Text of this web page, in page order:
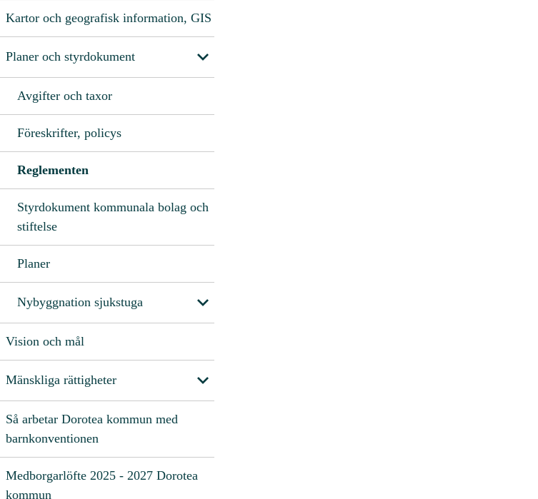
Kartor och geografisk information, GIS
Planer och styrdokument
Avgifter och taxor
Föreskrifter, policys
Reglementen
Styrdokument kommunala bolag och
stiftelse
Planer
Nybyggnation sjukstuga
Vision och mål
Mänskliga rättigheter
Så arbetar Dorotea kommun med
barnkonventionen
Medborgarlöfte 2025 - 2027 Dorotea
kommun